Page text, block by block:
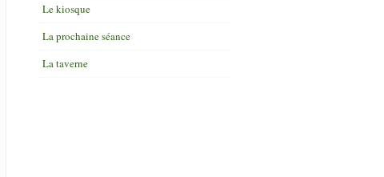
Le kiosque
La prochaine séance
La taverne